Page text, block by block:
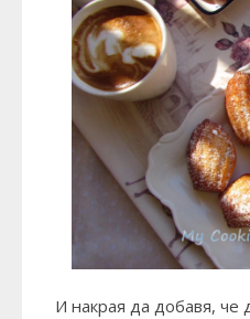
И накрая да добавя, че